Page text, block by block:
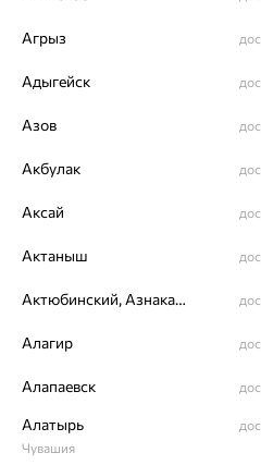
Запросить
от 21 084 58
Агрыз
Адыгейск
Азов
Акбулак
Аксай
Актаныш
Актюбинский, Азнакаевский район
Алагир
Алапаевск
Алатырь
Чувашия